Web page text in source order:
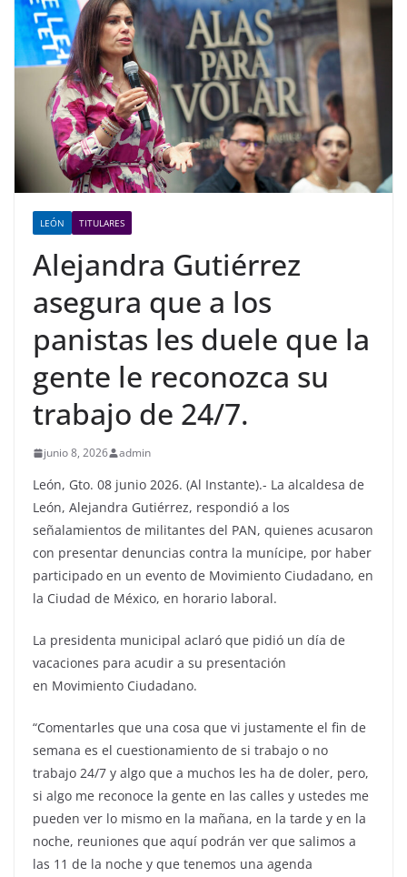
LEÓN TITULARES
Alejandra Gutiérrez
asegura que a los
panistas les duele que la
gente le reconozca su
trabajo de 24/7.
junio 8, 2026 admin
León, Gto. 08 junio 2026. (Al Instante).- La alcaldesa de
León, Alejandra Gutiérrez, respondió a los
señalamientos de militantes del PAN, quienes acusaron
con presentar denuncias contra la munícipe, por haber
participado en un evento de Movimiento Ciudadano, en
la Ciudad de México, en horario laboral.
La presidenta municipal aclaró que pidió un día de
vacaciones para acudir a su presentación
en Movimiento Ciudadano.
“Comentarles que una cosa que vi justamente el fin de
semana es el cuestionamiento de si trabajo o no
trabajo 24/7 y algo que a muchos les ha de doler, pero,
si algo me reconoce la gente en las calles y ustedes me
pueden ver lo mismo en la mañana, en la tarde y en la
noche, reuniones que aquí podrán ver que salimos a
las 11 de la noche y que tenemos una agenda